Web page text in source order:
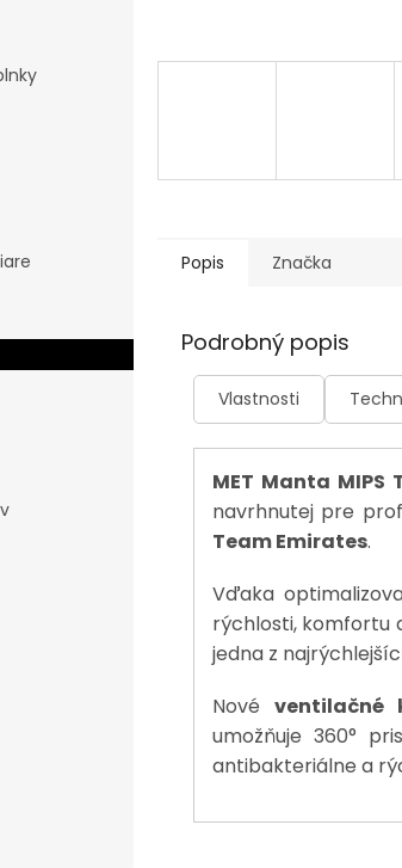
Popis Značka
Podrobný popis
Vlastnosti
MET Manta
navrhnutej pre
Team Emirates.
Vďaka
rýchlosti, komfortu
jedna z
Nové ventilačné
umožňuje 360°
antibakteriálne a